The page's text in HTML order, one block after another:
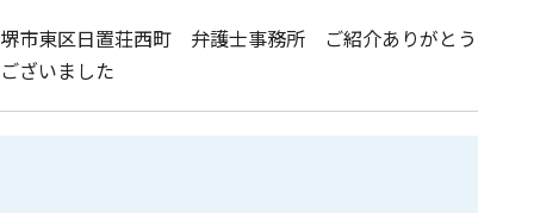
堺市東区日置荘西町 弁護士事務所 ご紹介ありがとう
ございました